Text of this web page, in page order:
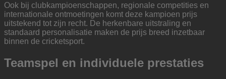
Ook bij clubkampioenschappen, regionale competities en
internationale ontmoetingen komt deze kampioen prijs
uitstekend tot zijn recht. De herkenbare uitstraling en
standaard personalisatie maken de prijs breed inzetbaar
binnen de cricketsport.
Teamspel en individuele prestaties